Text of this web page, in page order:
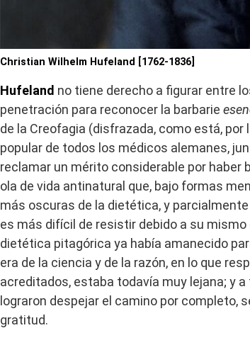
Christian Wilhelm Hufeland [1762-1836]
Hufeland no tiene derecho a figurar entre
penetración para reconocer la barbarie
de la Creofagia (disfrazada, como está,
popular de todos los médicos alemanes,
reclamar un mérito considerable por haber
ola de vida antinatural que, bajo formas
más oscuras de la dietética, y
es más difícil de resistir debido a su
dietética pitagórica ya había amanecido
era de la ciencia y de la razón, en lo que
acreditados, estaba todavía muy lejana; y
lograron despejar el camino por completo,
gratitud.